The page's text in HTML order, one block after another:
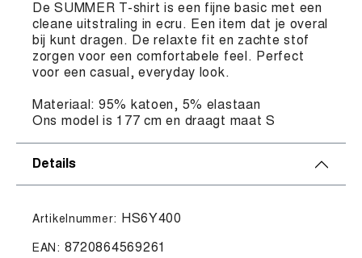
De SUMMER T-shirt is een fijne basic met een
cleane uitstraling in ecru. Een item dat je overal
bij kunt dragen. De relaxte fit en zachte stof
zorgen voor een comfortabele feel. Perfect
voor een casual, everyday look.
Materiaal: 95% katoen, 5% elastaan
Ons model is 177 cm en draagt maat S
Details
Artikelnummer: HS6Y400
EAN: 8720864569261